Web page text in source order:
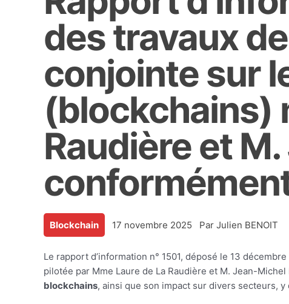
des travaux
conjointe sur
(blockchains)
Raudière et
Blockchain 17 novembre 2025 Par Julien BENOIT
Le rapport d’information n° 1501, déposé le 13
pilotée par Mme Laure de La Raudière et M. Jean-
blockchains, ainsi que son impact sur divers secteurs,